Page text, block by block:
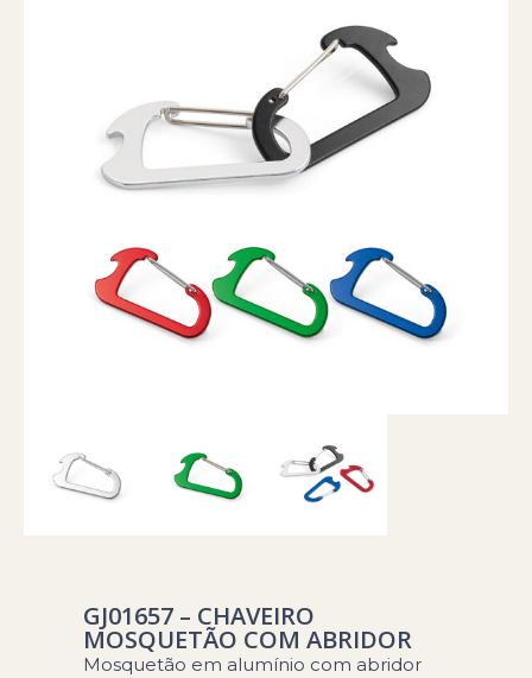
GJ01657 – CHAVEIRO
MOSQUETÃO COM ABRIDOR
Mosquetão em alumínio com abridor